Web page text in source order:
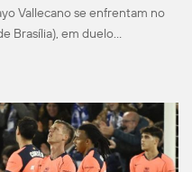
Vallecano se enfrentam no
Brasília), em duelo…